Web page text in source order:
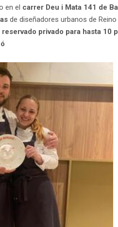
en el carrer Deu i Mata 141 de
de diseñadores urbanos de
reservado privado para hasta 10